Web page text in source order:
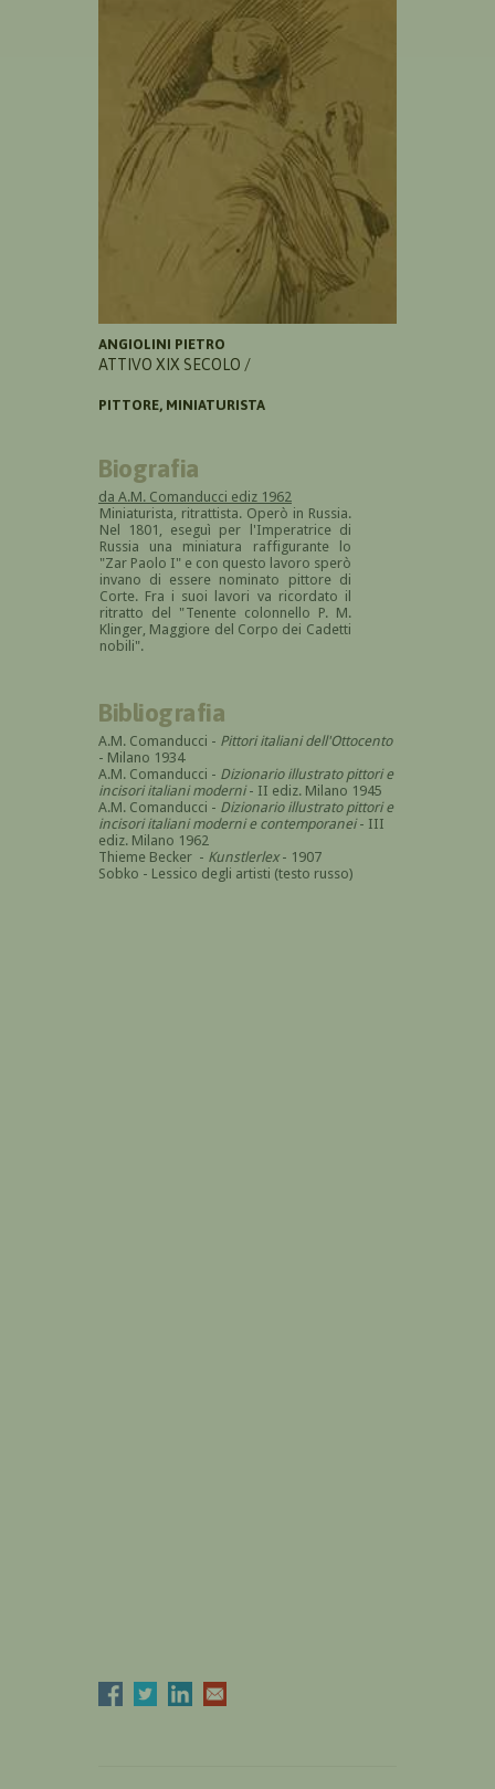
ANGIOLINI PIETRO
ATTIVO XIX SECOLO /
PITTORE, MINIATURISTA
Biografia
da A.M. Comanducci ediz 1962
Miniaturista, ritrattista. Operò in Russia.
Nel 1801, eseguì per l'Imperatrice di
Russia una miniatura raffigurante lo
"Zar Paolo I" e con questo lavoro sperò
invano di essere nominato pittore di
Corte. Fra i suoi lavori va ricordato il
ritratto del "Tenente colonnello P. M.
Klinger, Maggiore del Corpo dei Cadetti
nobili".
Bibliografia
A.M. Comanducci - Pittori italiani dell'Ottocento
- Milano 1934
A.M. Comanducci - Dizionario illustrato pittori e
incisori italiani moderni- II ediz. Milano 1945
A.M. Comanducci - Dizionario illustrato pittori e
incisori italiani moderni e contemporanei- III
ediz. Milano 1962
Thieme Becker - Kunstlerlex- 1907
Sobko - Lessico degli artisti (testo russo)